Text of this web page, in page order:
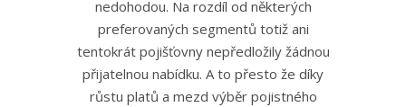
nedohodou. Na rozdíl od některých
preferovaných segmentů totiž ani
tentokrát pojišťovny nepředložily žádnou
přijatelnou nabídku. A to přesto že díky
růstu platů a mezd výběr pojistného